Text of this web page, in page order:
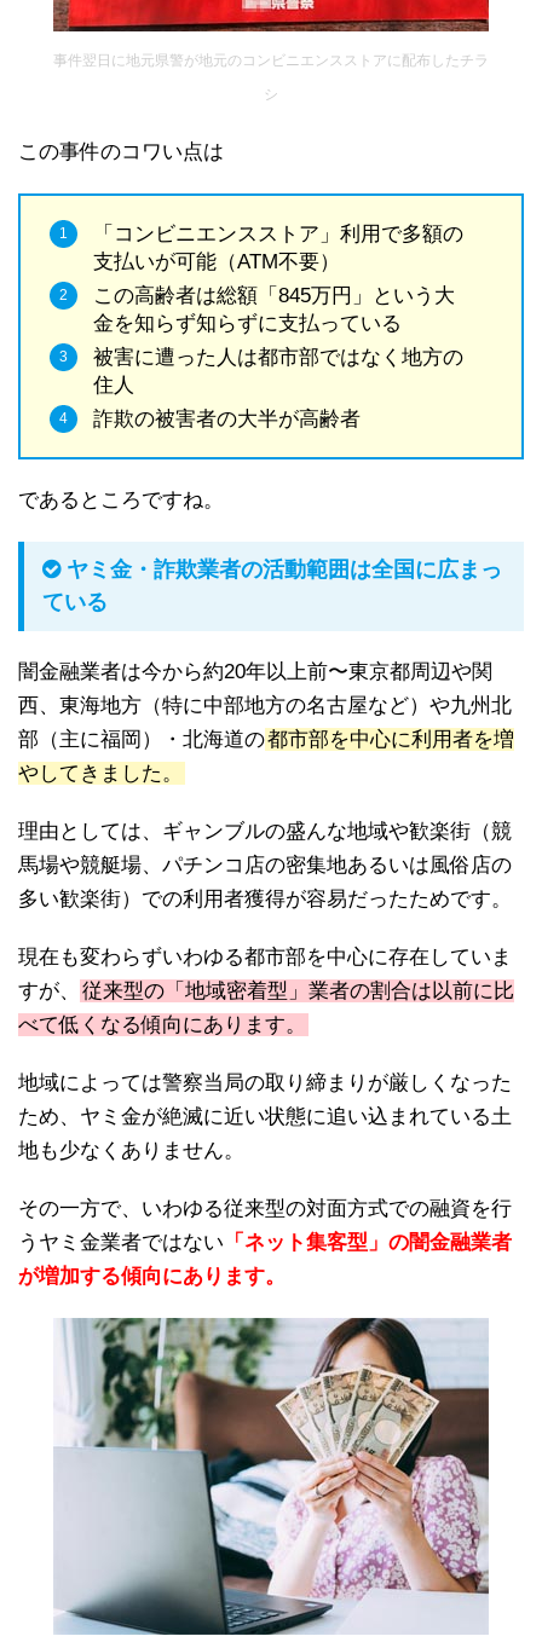
事件翌日に地元県警が地元のコンビニエンスストアに配布したチラ
シ
この事件のコワい点は
「コンビニエンスストア」利用で多額の
支払いが可能（ATM不要）
この高齢者は総額「845万円」という大
金を知らず知らずに支払っている
被害に遭った人は都市部ではなく地方の
住人
詐欺の被害者の大半が高齢者
であるところですね。
ヤミ金・詐欺業者の活動範囲は全国に広まっ
ている
闇金融業者は今から約20年以上前〜東京都周辺や関
西、東海地方（特に中部地方の名古屋など）や九州北
部（主に福岡）・北海道の都市部を中心に利用者を増
やしてきました。
理由としては、ギャンブルの盛んな地域や歓楽街（競
馬場や競艇場、パチンコ店の密集地あるいは風俗店の
多い歓楽街）での利用者獲得が容易だったためです。
現在も変わらずいわゆる都市部を中心に存在していま
すが、
従来型の「地域密着型」業者の割合は以前に比
べて低くなる傾向にあります。
地域によっては警察当局の取り締まりが厳しくなった
ため、ヤミ金が絶滅に近い状態に追い込まれている土
地も少なくありません。
その一方で、いわゆる従来型の対面方式での融資を行
うヤミ金業者ではない 「ネット集客型」の闇金融業者
が増加する傾向にあります。